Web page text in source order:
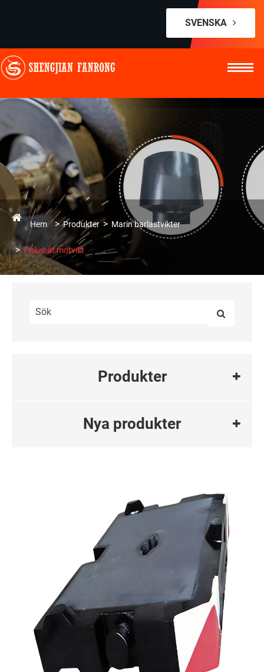
SVENSKA
Hem Produkter Marin barlastvikter
Fiskebåt motvikt
Produkter
Nya produkter